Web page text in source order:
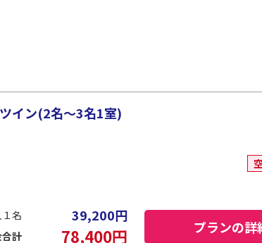
イン(2名～3名1室)
名 39,200円
計 78,400円 プランの詳